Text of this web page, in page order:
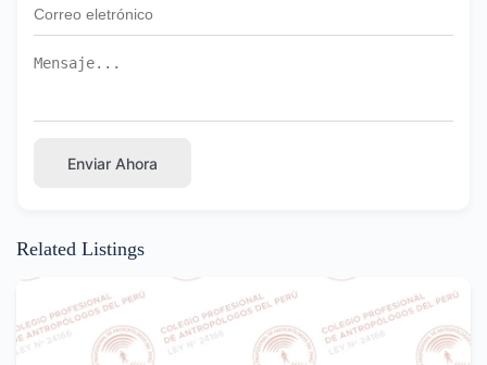
Enviar Ahora
Related Listings